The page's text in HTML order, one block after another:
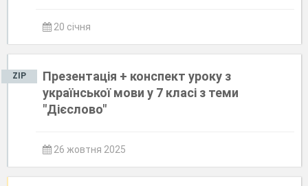
20 січня
ZIP
Презентація + конспект уроку з
української мови у 7 класі з теми
"Дієслово"
26 жовтня 2025